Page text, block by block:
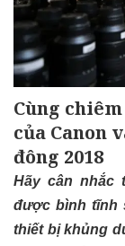
Cùng
của Canon
đông 2018
Hãy cân nhắc
được bình tĩnh
thiết bị khủng